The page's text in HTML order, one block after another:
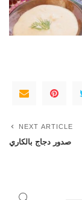
NEXT ARTICLE
صدور دجاج بالكاري